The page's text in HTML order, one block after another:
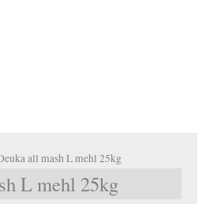
all mash L mehl 25kg
L mehl 25kg